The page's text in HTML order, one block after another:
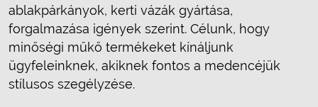
ablakpárkányok, kerti vázák gyártása,
forgalmazása igények szerint. Célunk, hogy
minőségi műkő termékeket kínáljunk
ügyfeleinknek, akiknek fontos a medencéjük
stílusos szegélyzése.